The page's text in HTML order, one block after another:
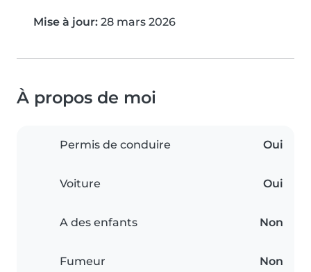
Mise à jour: 28 mars 2026
À propos de moi
Permis de conduire Oui
Voiture Oui
A des enfants Non
Fumeur Non